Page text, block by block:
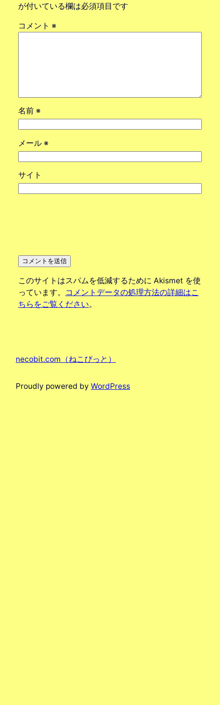
が付いている欄は必須項目です
コメント ※
名前 ※
メール ※
サイト
このサイトはスパムを低減するために Akismet を使
っています。
コメントデータの処理方法の詳細はこ
ちらをご覧ください。
necobit.com（ねこびっと）
Proudly powered by WordPress